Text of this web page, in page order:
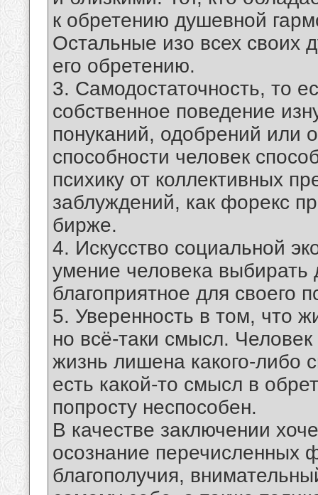
к обретению душевной
Остальные изо всех своих
его обретению.
3. Самодостаточность, то
собственное поведение
понуканий, одобрений или
способности человек
психику от коллективных
заблуждений, как форекс
бирже.
4. Искусство социальной
умение человека выбирать
благоприятное для своего
5. Уверенность в том, что
но всё-таки смысл.
жизнь лишена какого-либо
есть какой-то смысл в
попросту неспособен.
В качестве заключении
осознание перечисленных
благополучия,